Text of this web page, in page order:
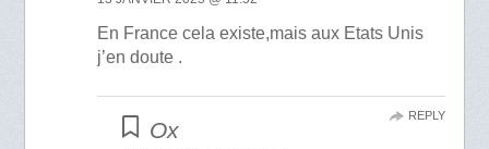
En France cela existe,mais aux Etats Unis
j’en doute .
Ox
REPLY